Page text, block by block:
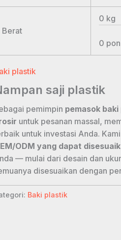
Berat
0 kg
0 pon
plastik
saji plastik
pemimpin pemasok
untuk pesanan massal,
untuk investasi Anda.
ODM yang dapat
— mulai dari desain dan
disesuaikan dengan
Baki plastik